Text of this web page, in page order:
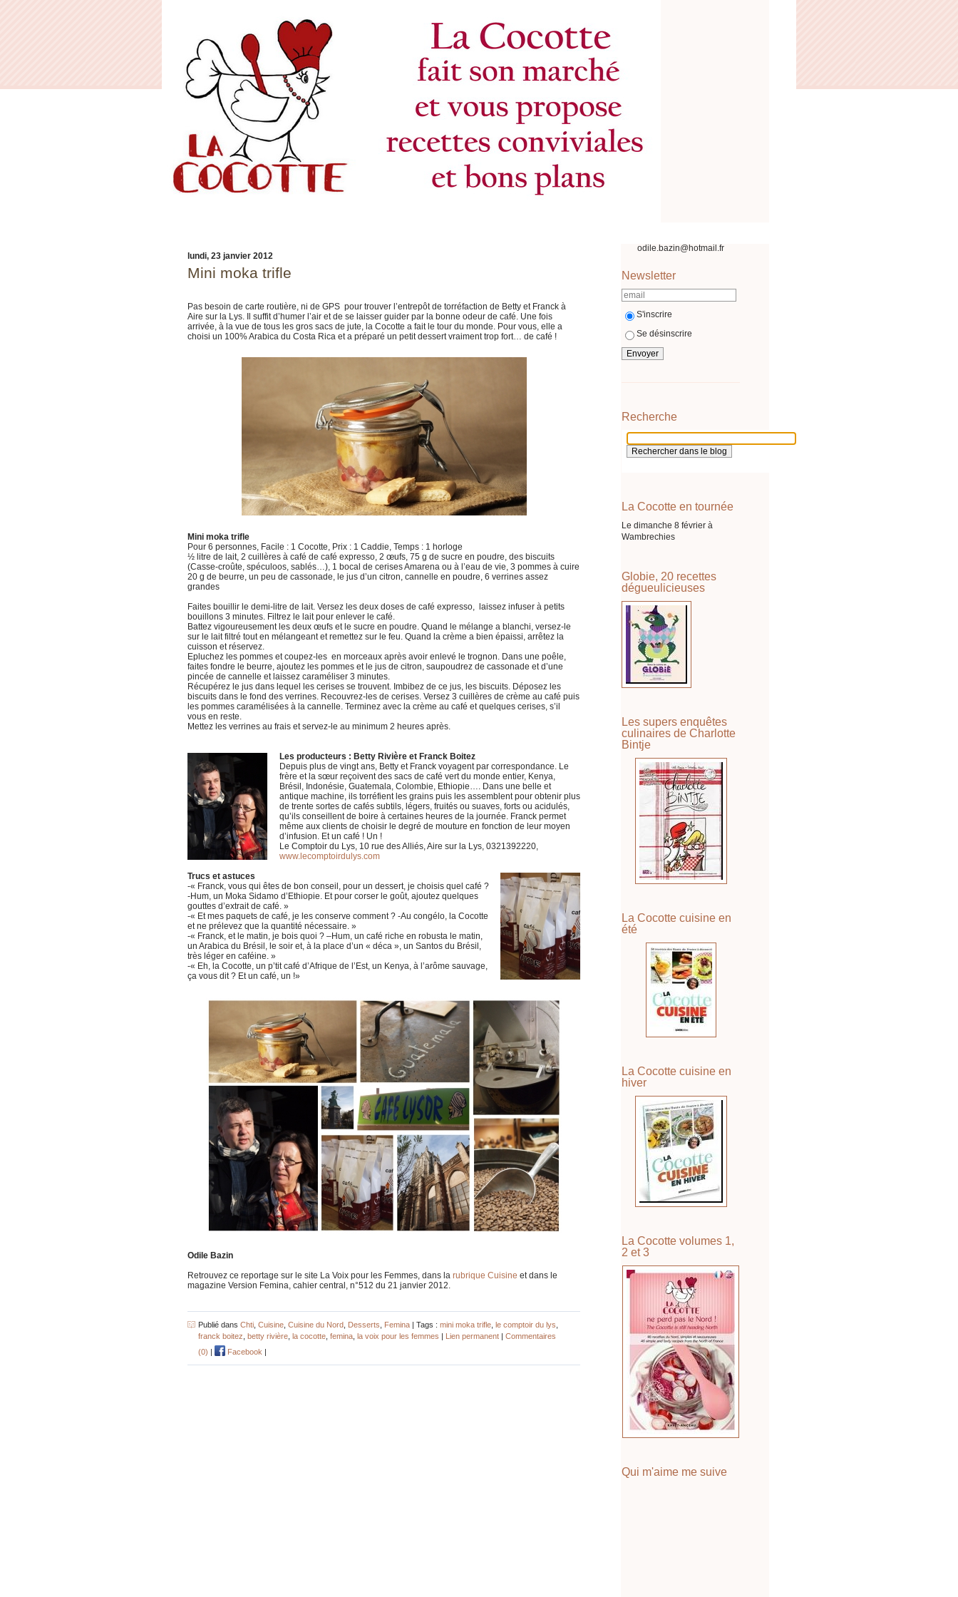
odile.bazin@hotmail.fr
Newsletter
S'inscrire
Se désinscrire
Recherche
La Cocotte en tournée
Le dimanche 8 février à
Wambrechies
Globie, 20 recettes
dégueulicieuses
Les supers enquêtes
culinaires de Charlotte
Bintje
La Cocotte cuisine en
été
La Cocotte cuisine en
hiver
La Cocotte volumes 1,
2 et 3
Qui m'aime me suive
lundi, 23 janvier 2012
Mini moka trifle
Pas besoin de carte routière, ni de GPS pour trouver l’entrepôt de torréfaction de Betty et Franck à
Aire sur la Lys. Il suffit d’humer l’air et de se laisser guider par la bonne odeur de café. Une fois
arrivée, à la vue de tous les gros sacs de jute, la Cocotte a fait le tour du monde. Pour vous, elle a
choisi un 100% Arabica du Costa Rica et a préparé un petit dessert vraiment trop fort… de café !
Mini moka trifle
Pour 6 personnes, Facile : 1 Cocotte, Prix : 1 Caddie, Temps : 1 horloge
½ litre de lait, 2 cuillères à café de café expresso, 2 œufs, 75 g de sucre en poudre, des biscuits
(Casse-croûte, spéculoos, sablés…), 1 bocal de cerises Amarena ou à l’eau de vie, 3 pommes à cuire
20 g de beurre, un peu de cassonade, le jus d’un citron, cannelle en poudre, 6 verrines assez
grandes
Faites bouillir le demi-litre de lait. Versez les deux doses de café expresso, laissez infuser à petits
bouillons 3 minutes. Filtrez le lait pour enlever le café.
Battez vigoureusement les deux œufs et le sucre en poudre. Quand le mélange a blanchi, versez-le
sur le lait filtré tout en mélangeant et remettez sur le feu. Quand la crème a bien épaissi, arrêtez la
cuisson et réservez.
Epluchez les pommes et coupez-les en morceaux après avoir enlevé le trognon. Dans une poêle,
faites fondre le beurre, ajoutez les pommes et le jus de citron, saupoudrez de cassonade et d’une
pincée de cannelle et laissez caraméliser 3 minutes.
Récupérez le jus dans lequel les cerises se trouvent. Imbibez de ce jus, les biscuits. Déposez les
biscuits dans le fond des verrines. Recouvrez-les de cerises. Versez 3 cuillères de crème au café puis
les pommes caramélisées à la cannelle. Terminez avec la crème au café et quelques cerises, s’il
vous en reste.
Mettez les verrines au frais et servez-le au minimum 2 heures après.
Les producteurs : Betty Rivière et Franck Boitez
Depuis plus de vingt ans, Betty et Franck voyagent par correspondance. Le
frère et la sœur reçoivent des sacs de café vert du monde entier, Kenya,
Brésil, Indonésie, Guatemala, Colombie, Ethiopie…. Dans une belle et
antique machine, ils torréfient les grains puis les assemblent pour obtenir plus
de trente sortes de cafés subtils, légers, fruités ou suaves, forts ou acidulés,
qu’ils conseillent de boire à certaines heures de la journée. Franck permet
même aux clients de choisir le degré de mouture en fonction de leur moyen
d’infusion. Et un café ! Un !
Le Comptoir du Lys, 10 rue des Alliés, Aire sur la Lys, 0321392220,
www.lecomptoirdulys.com
Trucs et astuces
-« Franck, vous qui êtes de bon conseil, pour un dessert, je choisis quel café ?
-Hum, un Moka Sidamo d’Ethiopie. Et pour corser le goût, ajoutez quelques
gouttes d’extrait de café. »
-« Et mes paquets de café, je les conserve comment ? -Au congélo, la Cocotte
et ne prélevez que la quantité nécessaire. »
-« Franck, et le matin, je bois quoi ? –Hum, un café riche en robusta le matin,
un Arabica du Brésil, le soir et, à la place d’un « déca », un Santos du Brésil,
très léger en caféine. »
-« Eh, la Cocotte, un p’tit café d’Afrique de l’Est, un Kenya, à l’arôme sauvage,
ça vous dit ? Et un café, un !»
Odile Bazin
Retrouvez ce reportage sur le site La Voix pour les Femmes, dans la rubrique Cuisine et dans le
magazine Version Femina, cahier central, n°512 du 21 janvier 2012.
Publié dans Chti Cuisine Cuisine du Nord Desserts Femina | Tags : mini moka trifle le comptoir du lys
franck boitez betty rivière la cocotte femina la voix pour les femmes | Lien permanent | Commentaires
(0) | Facebook |